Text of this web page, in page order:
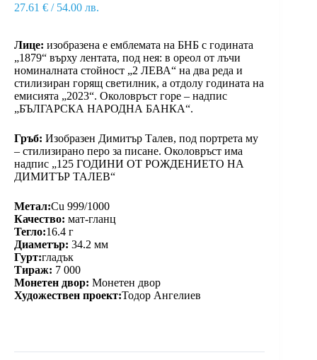
27.61 € / 54.00 лв.
Лице: изобразена е емблемата на БНБ с годината
„1879“ върху лентата, под нея: в ореол от лъчи
номиналната стойност „2 ЛЕВА“ на два реда и
стилизиран горящ светилник, а отдолу годината на
емисията „2023“. Околовръст горе – надпис
„БЪЛГАРСКА НАРОДНА БАНКА“.
Гръб: Изобразен Димитър Талев, под портрета му
– стилизирано перо за писане. Околовръст има
надпис „125 ГОДИНИ ОТ РОЖДЕНИЕТО НА
ДИМИТЪР ТАЛЕВ“
Метал:Cu 999/1000
Качество: мат-гланц
Тегло:16.4 г
Диаметър: 34.2 мм
Гурт:гладък
Тираж: 7 000
Монетен двор: Монетен двор
Художествен проект:Тодор Ангелиев